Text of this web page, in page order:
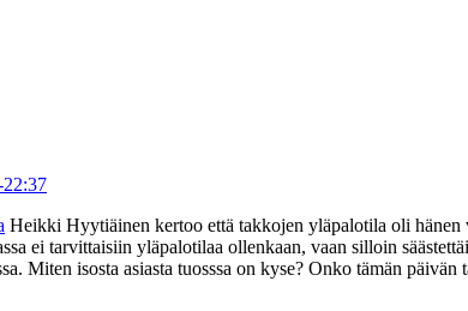
Heikki Hyytiäinen kertoo että takkojen yläpalotila oli
ei tarvittaisiin yläpalotilaa ollenkaan, vaan silloin
Miten isosta asiasta tuosssa on kyse? Onko tämän